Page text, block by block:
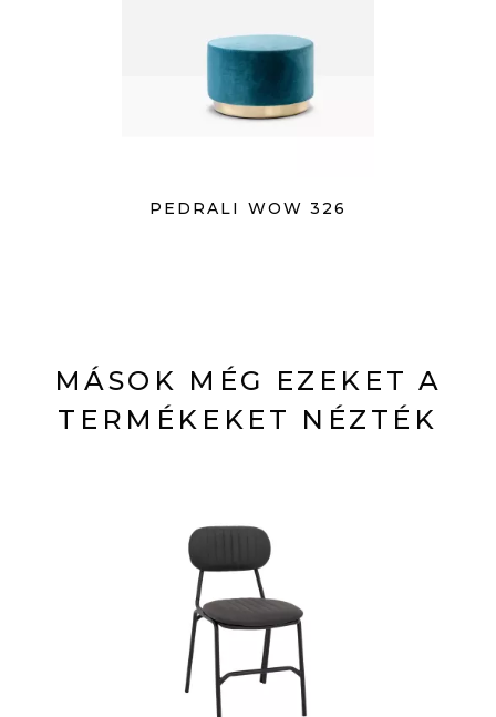
PEDRALI WOW 326
MÁSOK MÉG EZEKET A
TERMÉKEKET NÉZTÉK